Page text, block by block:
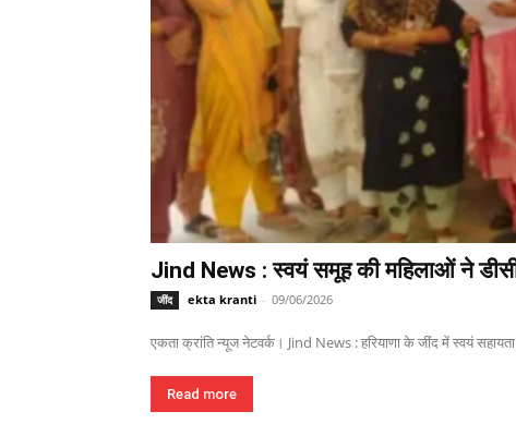
Jind News : स्वयं समूह की महिलाओं ने
जींद ekta kranti - 09/06/2026
एकता क्रांति न्यूज नेटवर्क। Jind News : हरियाणा के जींद में स्वयं
Read more